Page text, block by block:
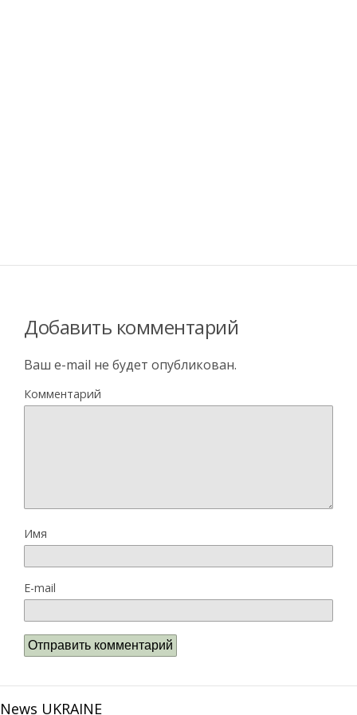
Добавить комментарий
Ваш e-mail не будет опубликован.
Комментарий
Имя
E-mail
News UKRAINE